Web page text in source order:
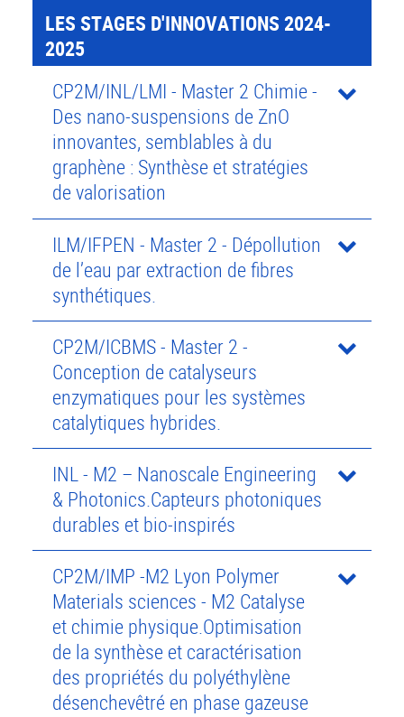
LES STAGES D'INNOVATIONS 2024-
2025
CP2M/INL/LMI - Master 2 Chimie -
Des nano-suspensions de ZnO
innovantes, semblables à du
graphène : Synthèse et stratégies
de valorisation
ILM/IFPEN - Master 2 - Dépollution
de l’eau par extraction de fibres
synthétiques.
CP2M/ICBMS - Master 2 -
Conception de catalyseurs
enzymatiques pour les systèmes
catalytiques hybrides.
INL - M2 – Nanoscale Engineering
& Photonics.Capteurs photoniques
durables et bio-inspirés
CP2M/IMP -M2 Lyon Polymer
Materials sciences - M2 Catalyse
et chimie physique.Optimisation
de la synthèse et caractérisation
des propriétés du polyéthylène
désenchevêtré en phase gazeuse